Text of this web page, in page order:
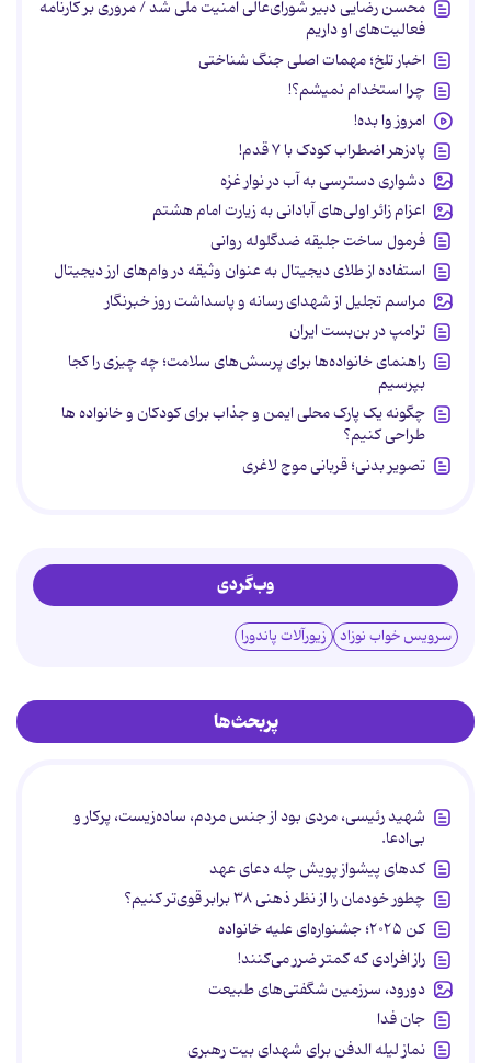
محسن رضایی دبیر شورای‌عالی امنیت ملی شد / مروری بر کارنامه
فعالیت‌های او داریم
اخبار تلخ؛ مهمات اصلی جنگ شناختی
چرا استخدام نمیشم؟!
امروز وا بده!
پادزهر اضطراب کودک با ۷ قدم!
دشواری دسترسی به آب در نوار غزه
اعزام زائر اولی‌های آبادانی به زیارت امام هشتم
فرمول ساخت جلیقه ضدگلوله روانی
استفاده از طلای دیجیتال به عنوان وثیقه در وام‌های ارز دیجیتال
مراسم تجلیل از شهدای رسانه و پاسداشت روز خبرنگار
ترامپ در بن‌بست ایران
راهنمای خانواده‌ها برای پرسش‌های سلامت؛ چه چیزی را کجا
بپرسیم
چگونه یک پارک محلی ایمن و جذاب برای کودکان و خانواده ها
طراحی کنیم؟
تصویر بدنی؛ قربانی موج لاغری
وب‌گردی
سرویس خواب نوزاد زیورآلات پاندورا
پربحث‌ها
شهید رئیسی، مردی بود از جنس مردم، ساده‌زیست، پرکار و
بی‌ادعا.
کدهای پیشواز پویش چله دعای عهد
چطور خودمان را از نظر ذهنی ۳۸ برابر قوی‌تر کنیم؟
کن ۲۰۲۵؛ جشنواره‌ای علیه خانواده
راز افرادی که کمتر ضرر می‌کنند!
دورود، سرزمین شگفتی‌های طبیعت
جان فدا
نماز لیله الدفن برای شهدای بیت رهبری